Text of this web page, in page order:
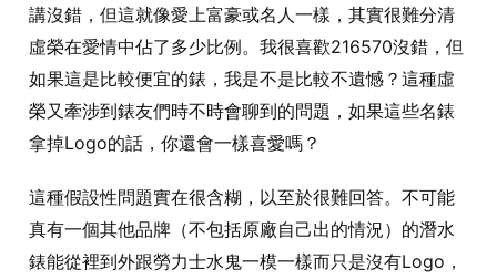
講沒錯，但這就像愛上富豪或名人一樣，其實很難分清
虛榮在愛情中佔了多少比例。我很喜歡216570沒錯，但
如果這是比較便宜的錶，我是不是比較不遺憾？這種虛
榮又牽涉到錶友們時不時會聊到的問題，如果這些名錶
拿掉Logo的話，你還會一樣喜愛嗎？
這種假設性問題實在很含糊，以至於很難回答。不可能
真有一個其他品牌（不包括原廠自己出的情況）的潛水
錶能從裡到外跟勞力士水鬼一模一樣而只是沒有Logo，